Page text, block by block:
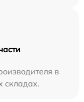
в
складах.